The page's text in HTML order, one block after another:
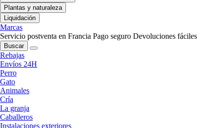
Plantas y naturaleza
Liquidación
Marcas
Servicio postventa en Francia Pago seguro Devoluciones fáciles
Buscar
Rebajas
Envíos 24H
Perro
Gato
Animales
Cría
La granja
Caballeros
Instalaciones exteriores